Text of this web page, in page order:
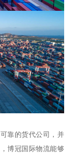
靠的货代公司，并
博冠国际物流能够